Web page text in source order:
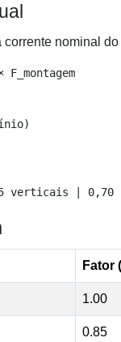
nominal
verticais | 0,70
Fator
1.00
0.85